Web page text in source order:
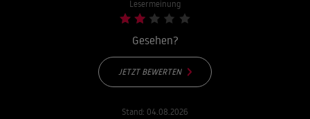
Lesermeinung
Gesehen?
JETZT BEWERTEN
Stand: 04.08.2026